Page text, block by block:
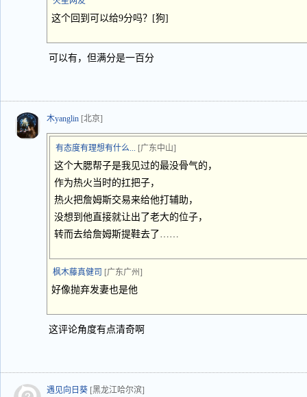
这个回到可以给9分吗？[狗]
可以有，但满分是一百分
木yanglin [北京]
有态度有理想有什么... [广东中山]
这个大腮帮子是我见过的最没骨气的，
作为热火当时的扛把子，
热火把詹姆斯交易来给他打辅助，
没想到他直接就让出了老大的位子，
转而去给詹姆斯提鞋去了……
枫木藤真健司 [广东广州]
好像抛弃发妻也是他
这评论角度有点清奇啊
遇见向日葵 [黑龙江哈尔滨]